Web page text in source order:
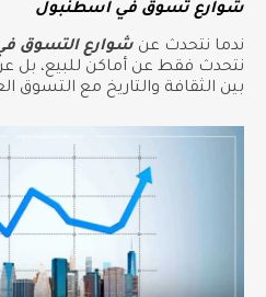
شوارع تسوق في اسطنبول
ندما نتحدث عن شوارع التسوق
نتحدث فقط عن أماكن للبيع، بل
بين الثقافة والتاريخ مع التسوق